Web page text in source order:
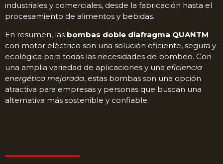
industriales y comerciales, desde la fabricación hasta el
procesamiento de alimentos y bebidas.
En resumen, las bombas doble diafragma QUANTM
con motor eléctrico son una solución eficiente, segura y
ecológica para todas las necesidades de bombeo. Con
una amplia variedad de aplicaciones y una eficiencia
energética mejorada, estas bombas son una opción
atractiva para empresas y personas que buscan una
alternativa más sostenible y confiable.